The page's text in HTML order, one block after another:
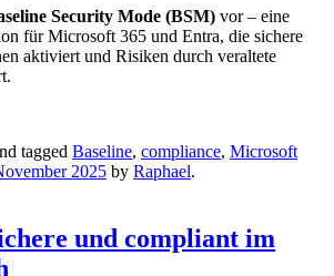
Security Mode (BSM) vor – eine
für Microsoft 365 und Entra, die sichere
aktiviert und Risiken durch veraltete
tagged Baseline, compliance, Microsoft
2025 by Raphael.
und compliant im